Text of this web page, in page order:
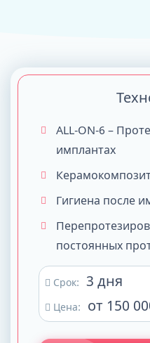
ALL-ON-6 –
имплантах
Гигиена после
постоянных
Срок: 3 дня
Цена: от 150